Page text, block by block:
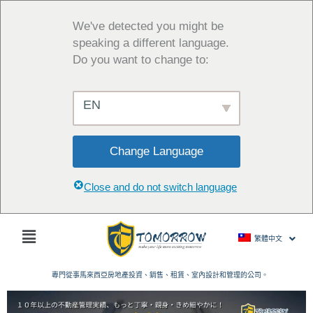
We've detected you might be
speaking a different language.
Do you want to change to:
EN
Change Language
Close and do not switch language
主
繁體中文
專門從事馬來西亞房地產投資、銷售、租賃、室內設計和管理的公司。